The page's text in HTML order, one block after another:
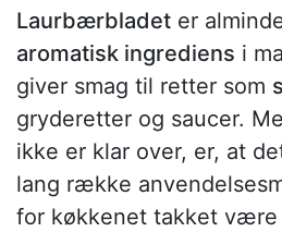
Laurbærbladet er
aromatisk ingrediens i
giver smag til retter som
gryderetter og saucer.
ikke er klar over, er, at
lang række
for køkkenet takket være